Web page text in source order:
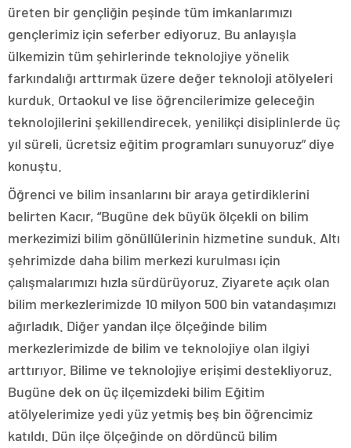
üreten bir gençliğin peşinde tüm imkanlarımızı
gençlerimiz için seferber ediyoruz. Bu anlayışla
ülkemizin tüm şehirlerinde teknolojiye yönelik
farkındalığı arttırmak üzere değer teknoloji atölyeleri
kurduk. Ortaokul ve lise öğrencilerimize geleceğin
teknolojilerini şekillendirecek, yenilikçi disiplinlerde üç
yıl süreli, ücretsiz eğitim programları sunuyoruz” diye
konuştu.
Öğrenci ve bilim insanlarını bir araya getirdiklerini
belirten Kacır, “Bugüne dek büyük ölçekli on bilim
merkezimizi bilim gönüllülerinin hizmetine sunduk. Altı
şehrimizde daha bilim merkezi kurulması için
çalışmalarımızı hızla sürdürüyoruz. Ziyarete açık olan
bilim merkezlerimizde 10 milyon 500 bin vatandaşımızı
ağırladık. Diğer yandan ilçe ölçeğinde bilim
merkezlerimizde de bilim ve teknolojiye olan ilgiyi
arttırıyor. Bilime ve teknolojiye erişimi destekliyoruz.
Bugüne dek on üç ilçemizdeki bilim Eğitim
atölyelerimize yedi yüz yetmiş beş bin öğrencimiz
katıldı. Dün ilçe ölçeğinde on dördüncü bilim